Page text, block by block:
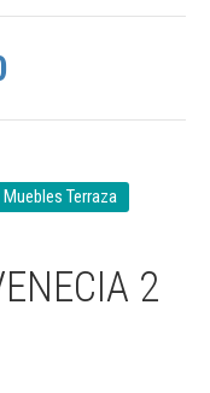
Muebles Terraza
2